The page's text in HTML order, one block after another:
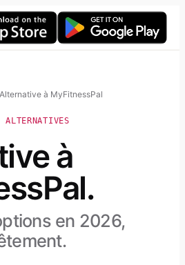
à MyFitnessPal
ALTERNATIVES
à
en 2026,